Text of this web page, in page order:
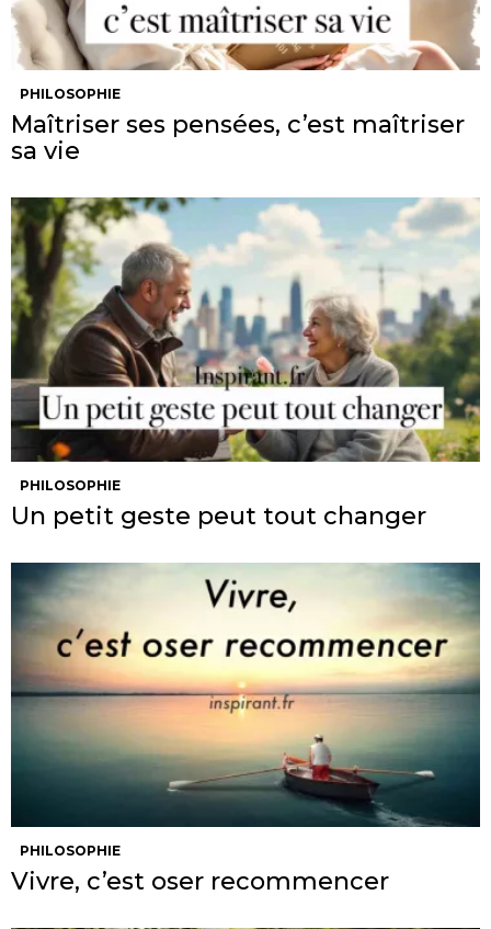
PHILOSOPHIE
Maîtriser ses pensées, c’est maîtriser
sa vie
PHILOSOPHIE
Un petit geste peut tout changer
PHILOSOPHIE
Vivre, c’est oser recommencer